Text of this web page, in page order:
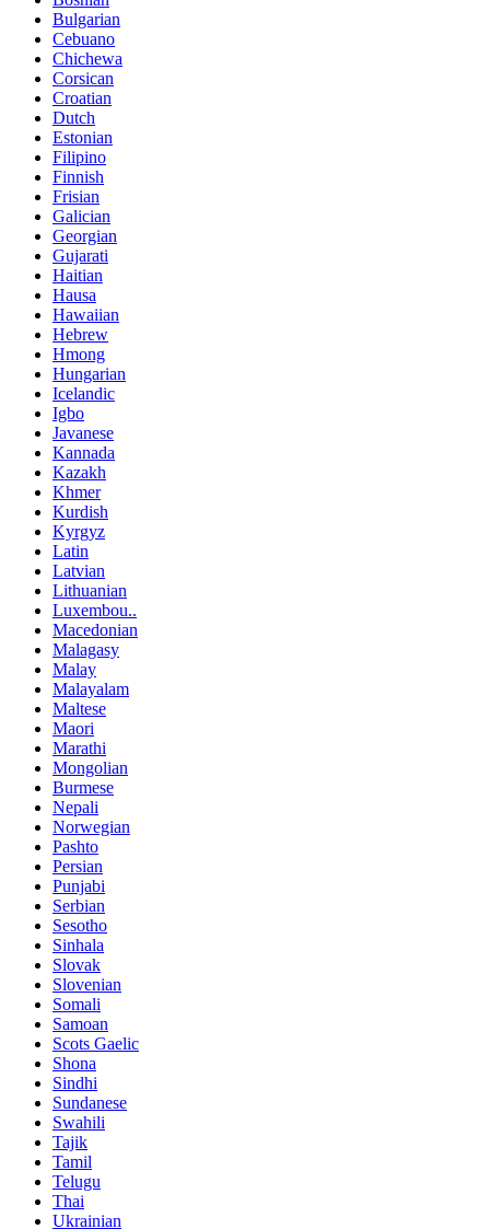
Bulgarian
Cebuano
Chichewa
Corsican
Croatian
Dutch
Estonian
Filipino
Finnish
Frisian
Galician
Georgian
Gujarati
Haitian
Hausa
Hawaiian
Hebrew
Hmong
Hungarian
Icelandic
Igbo
Javanese
Kannada
Kazakh
Khmer
Kurdish
Kyrgyz
Latin
Latvian
Lithuanian
Luxembou..
Macedonian
Malagasy
Malay
Malayalam
Maltese
Maori
Marathi
Mongolian
Burmese
Nepali
Norwegian
Pashto
Persian
Punjabi
Serbian
Sesotho
Sinhala
Slovak
Slovenian
Somali
Samoan
Scots Gaelic
Shona
Sindhi
Sundanese
Swahili
Tajik
Tamil
Telugu
Thai
Ukrainian